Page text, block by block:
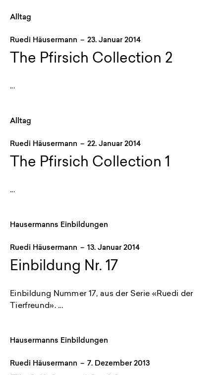
Alltag
Ruedi Häusermann – 23. Januar 2014
The Pfirsich Collection 2
...
Alltag
Ruedi Häusermann – 22. Januar 2014
The Pfirsich Collection 1
...
Hausermanns Einbildungen
Ruedi Häusermann – 13. Januar 2014
Einbildung Nr. 17
Einbildung Nummer 17, aus der Serie «Ruedi der
Tierfreund». ...
Hausermanns Einbildungen
Ruedi Häusermann – 7. Dezember 2013